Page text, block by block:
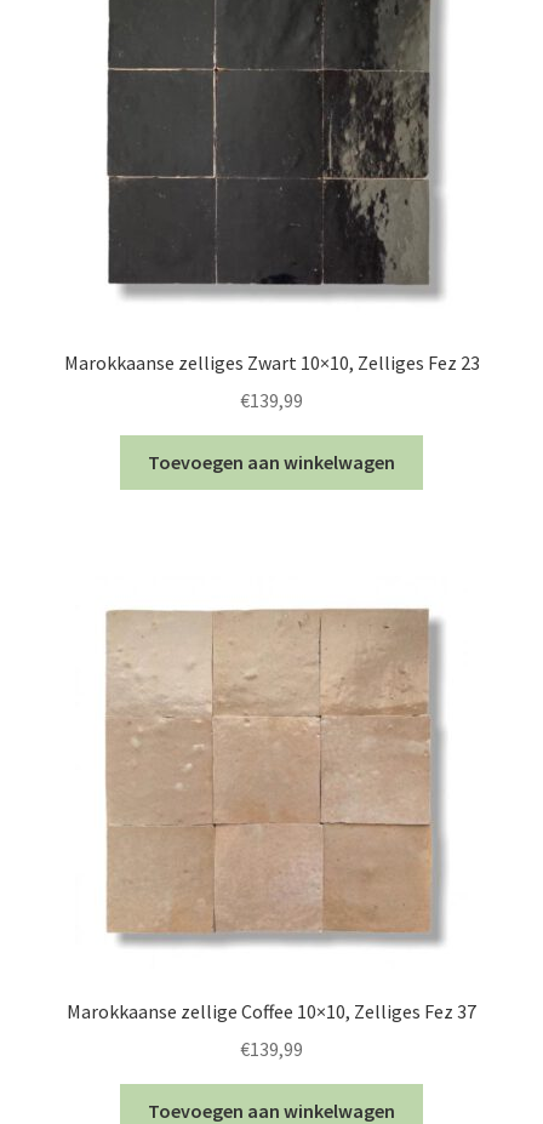
Marokkaanse zelliges Zwart 10×10, Zelliges Fez 23
€139,99
Toevoegen aan winkelwagen
Marokkaanse zellige Coffee 10×10, Zelliges Fez 37
€139,99
Toevoegen aan winkelwagen